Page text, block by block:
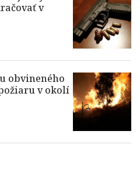
v
obvineného
v okolí